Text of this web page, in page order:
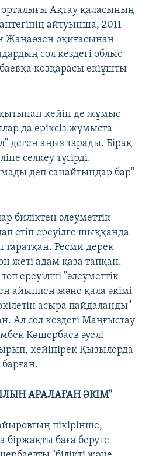
Ақтау қаласының
айтуынша, 2011
Жаңаөзен оқиғасынан
сол кездегі облыс
көзқарасы екіұшты
кейін де жұмыс
да еріксіз жұмыста
деген аңыз тарады. Бірақ
селкеу түсірді.
деп санайтындар бар"
биліктен әлеуметтік
етіп ереуілге шыққанда
таратқан. Ресми дерек
жеті адам қаза тапқан.
ереуілші "әлеуметтік
айыппен және қала әкімі
асыра пайдаланды"
Ал сол кездегі Маңғыстау
Көшербаев әуелі
кейінірек Қызылорда
АРАЛАҒАН ӘКІМ"
пікірінше,
баға беруге